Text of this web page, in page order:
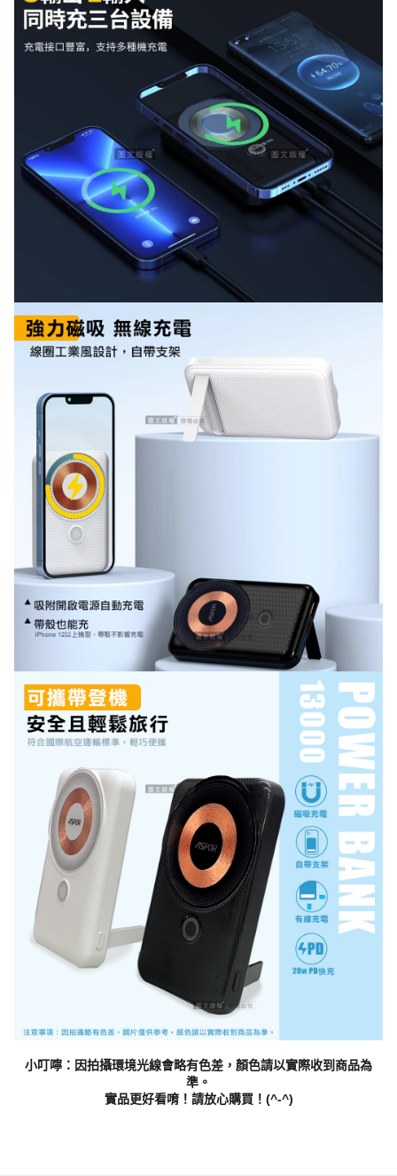
小叮嚀：因拍攝環境光線會略有色差，顏色請以實際收到商品為
準。
實品更好看唷！請放心購買！(^-^)